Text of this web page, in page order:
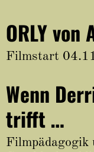
ORLY von
Filmstart
Wenn
trifft …